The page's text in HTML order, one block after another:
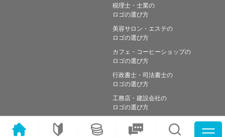
税理士・士業の
ロゴの選び方
美容サロン・エステの
ロゴの選び方
カフェ・コーヒーショップの
ロゴの選び方
行政書士・司法書士の
ロゴの選び方
工務店・建設会社の
ロゴの選び方